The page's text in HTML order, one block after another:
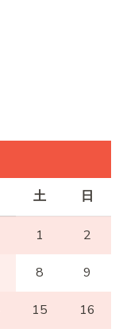
土 日
1 2
8 9
15 16